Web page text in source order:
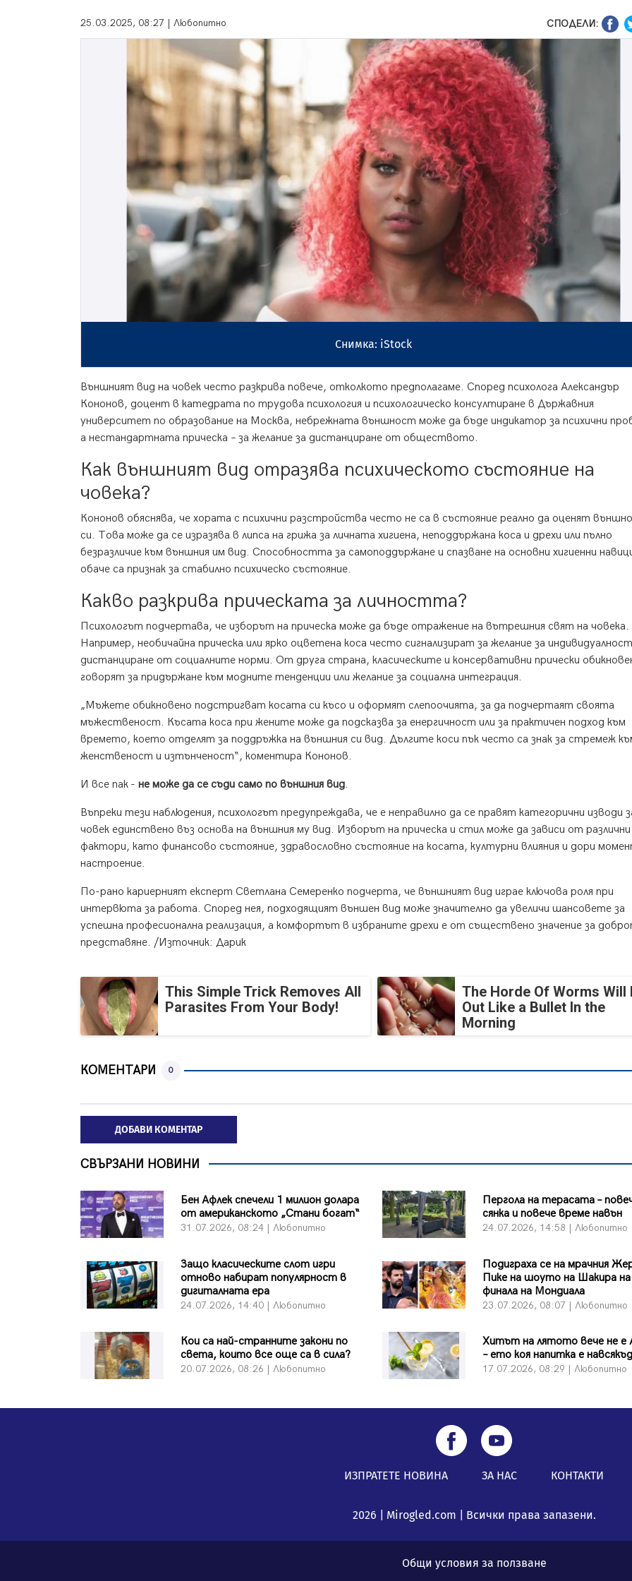
25.03.2025, 08:27 | Любопитно СПОДЕЛИ:
Снимка: iStock
Външният вид на човек често разкрива повече, отколкото предполагаме. Според психолога Александър
Кононов, доцент в катедрата по трудова психология и психологическо консултиране в Държавния
университет по образование на Москва, небрежната външност може да бъде индикатор за психични
а нестандартната прическа – за желание за дистанциране от обществото.
Как външният вид отразява психическото състояние на
човека?
Кононов обяснява, че хората с психични разстройства често не са в състояние реално да оценят
си. Това може да се изразява в липса на грижа за личната хигиена, неподдържана коса и дрехи или пълно
безразличие към външния им вид. Способността за самоподдържане и спазване на основни хигиенни
обаче са признак за стабилно психическо състояние.
Какво разкрива прическата за личността?
Психологът подчертава, че изборът на прическа може да бъде отражение на вътрешния свят на човека.
Например, необичайна прическа или ярко оцветена коса често сигнализират за желание за
дистанциране от социалните норми. От друга страна, класическите и консервативни прически
говорят за придържане към модните тенденции или желание за социална интеграция.
„Мъжете обикновено подстригват косата си късо и оформят слепоочията, за да подчертаят своята
мъжественост. Късата коса при жените може да подсказва за енергичност или за практичен подход към
времето, което отделят за поддръжка на външния си вид. Дългите коси пък често са знак за стремеж
женственост и изтънченост“, коментира Кононов.
И все пак - не може да се съди само по външния вид.
Въпреки тези наблюдения, психологът предупреждава, че е неправилно да се правят категорични изводи
човек единствено въз основа на външния му вид. Изборът на прическа и стил може да зависи от различни
фактори, като финансово състояние, здравословно състояние на косата, културни влияния и дори
настроение.
По-рано кариерният експерт Светлана Семеренко подчерта, че външният вид играе ключова роля при
интервюта за работа. Според нея, подходящият външен вид може значително да увеличи шансовете за
успешна професионална реализация, а комфортът в избраните дрехи е от съществено значение за
представяне. /Източник: Дарик
This Simple Trick Removes All
Parasites From Your Body!
The Horde Of Worms Will
Out Like a Bullet In the
Morning
КОМЕНТАРИ 0
ДОБАВИ КОМЕНТАР
СВЪРЗАНИ НОВИНИ
Бен Афлек спечели 1 милион долара
от американското „Стани богат“
31.07.2026, 08:24 | Любопитно
Пергола на терасата –
сянка и повече време навън
24.07.2026, 14:58 | Любопитно
Защо класическите слот игри
отново набират популярност в
дигиталната ера
24.07.2026, 14:40 | Любопитно
Подиграха се на мрачния
Пике на шоуто на Шакира на
финала на Мондиала
23.07.2026, 08:07 | Любопитно
Кои са най-странните закони по
света, които все още са в сила?
20.07.2026, 08:26 | Любопитно
Хитът на лятото вече не е
– ето коя напитка е
17.07.2026, 08:29 | Любопитно
ИЗПРАТЕТЕ НОВИНА ЗА НАС КОНТАКТИ
2026 | Mirogled.com | Всички права запазени.
Общи условия за ползване